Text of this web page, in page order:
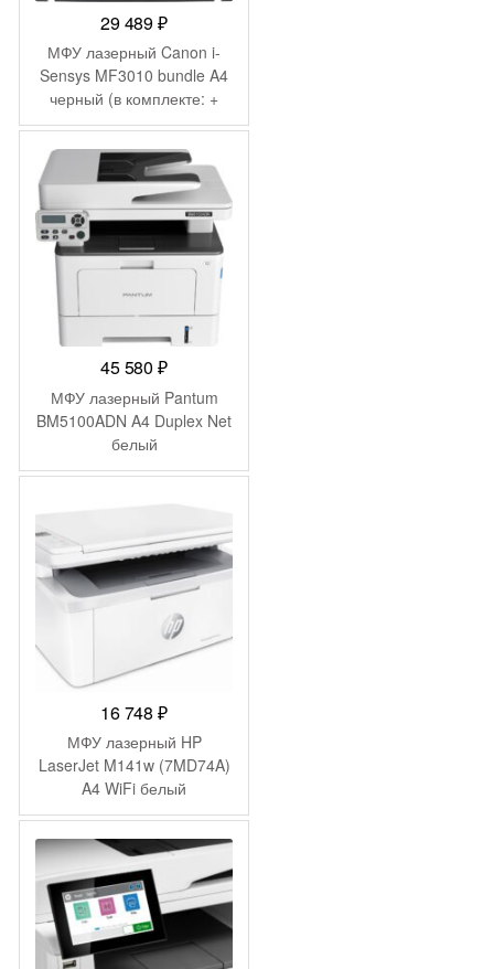
29 489₽
МФУ лазерный Canon i-
Sensys MF3010 bundle A4
черный (в комплекте: +
картридж)
45 580₽
МФУ лазерный Pantum
BM5100ADN A4 Duplex Net
белый
16 748₽
МФУ лазерный HP
LaserJet M141w (7MD74A)
A4 WiFi белый